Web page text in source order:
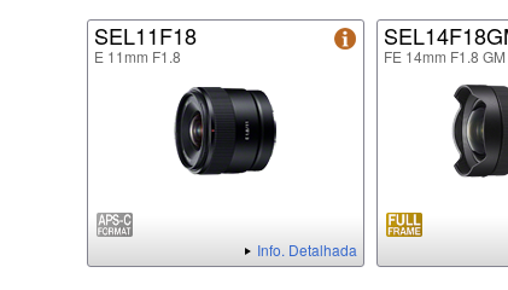
SEL11F18
E 11mm F1.8
Info. Detalhada
FE 14mm F1.8 GM